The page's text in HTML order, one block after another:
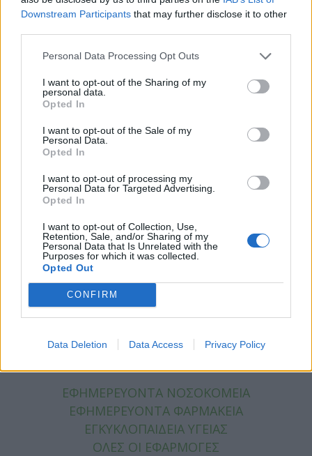
Downstream Participants that may further disclose it to other
Personal Data Processing Opt Outs
I want to opt-out of the Sharing of my
personal data.
Opted In
I want to opt-out of the Sale of my
Personal Data.
Opted In
I want to opt-out of processing my
Personal Data for Targeted Advertising.
Opted In
I want to opt-out of Collection, Use,
Retention, Sale, and/or Sharing of my
Personal Data that Is Unrelated with the
Purposes for which it was collected.
Opted Out
CONFIRM
Data Deletion Data Access Privacy Policy
Tags:ΒΟΥΛΗ,ΓΕΝΟΣΗΜΑ,ΜΟΥΡΟΥΝΕΛΑΙΟ,
ΠΡΩΤΟΤΥΠΑ,ΡΕΠΟΡΤΑΖ ΥΓΕΙΑΣ,ΤΙΜΕΣ,ΤΙΜΕΣ
ΦΑΡΜΑΚΩΝ,ΥΦΥΠΟΥΡΓΟΣ ΥΓΕΙΑΣ
ΦΩΤΕΙΝΗ
ΕΙΔΗΣΕΙΣ
ΥΓΕΙΑ
ΨΥΧΙΚΗ ΥΓΕΙΑ
ΔΙΑΤΡΟΦΗ
TIPS
HEALTH TALKS
ΧΡΗΣΙΜΑ
ΕΦΗΜΕΡΕΥΟΝΤΑ ΝΟΣΟΚΟΜΕΙΑ
ΕΦΗΜΕΡΕΥΟΝΤΑ ΦΑΡΜΑΚΕΙΑ
ΕΓΚΥΚΛΟΠΑΙΔΕΙΑ ΥΓΕΙΑΣ
ΟΛΕΣ ΟΙ ΕΦΑΡΜΟΓΕΣ